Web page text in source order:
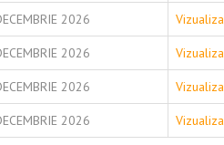
2026
2026
2026
2026